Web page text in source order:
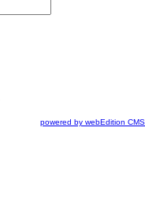
powered by webEdition CMS